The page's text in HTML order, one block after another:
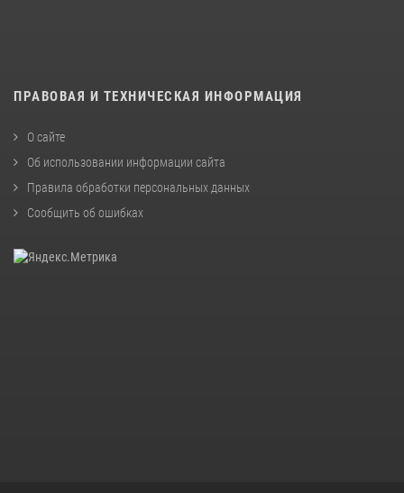
ПРАВОВАЯ И ТЕХНИЧЕСКАЯ ИНФОРМАЦИЯ
О сайте
Об использовании информации сайта
Правила обработки персональных данных
Сообщить об ошибках